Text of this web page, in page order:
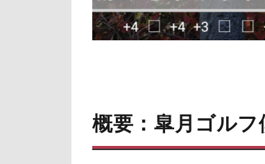
概要：皐月ゴル